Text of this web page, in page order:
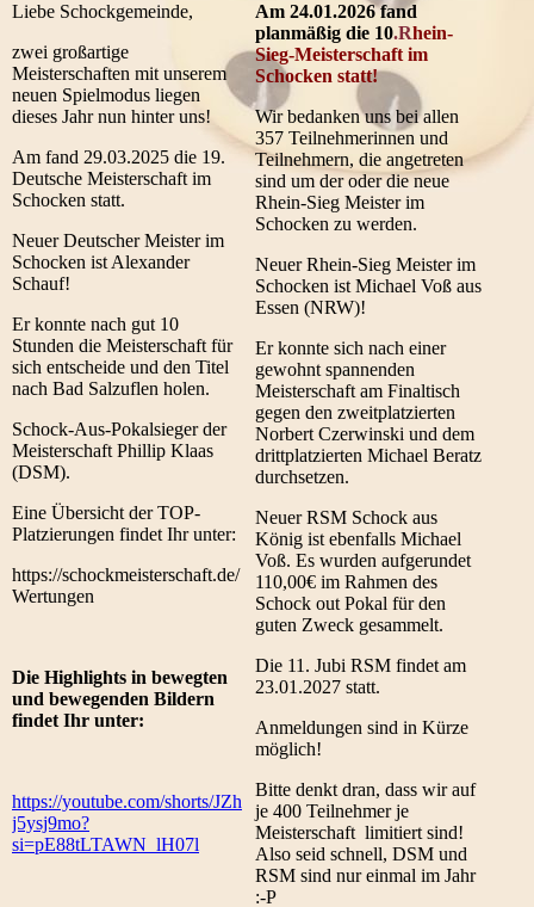
Liebe Schockgemeinde,
zwei großartige
Meisterschaften mit unserem
neuen Spielmodus liegen
dieses Jahr nun hinter uns!
Am fand 29.03.2025 die 19.
Deutsche Meisterschaft im
Schocken statt.
Neuer Deutscher Meister im
Schocken ist Alexander
Schauf!
Er konnte nach gut 10
Stunden die Meisterschaft für
sich entscheide und den Titel
nach Bad Salzuflen holen.
Schock-Aus-Pokalsieger der
Meisterschaft Phillip Klaas
(DSM).
Eine Übersicht der TOP-
Platzierungen findet Ihr unter:
https://schockmeisterschaft.de/
Wertungen
Die Highlights in bewegten
und bewegenden Bildern
findet Ihr unter:
https://youtube.com/shorts/JZh
j5ysj9mo?
si=pE88tLTAWN_lH07l
Am 24.01.2026 fand
planmäßig die 10.Rhein-
Sieg-Meisterschaft im
Schocken statt!
Wir bedanken uns bei allen
357 Teilnehmerinnen und
Teilnehmern, die angetreten
sind um der oder die neue
Rhein-Sieg Meister im
Schocken zu werden.
Neuer Rhein-Sieg Meister im
Schocken ist Michael Voß aus
Essen (NRW)!
Er konnte sich nach einer
gewohnt spannenden
Meisterschaft am Finaltisch
gegen den zweitplatzierten
Norbert Czerwinski und dem
drittplatzierten Michael Beratz
durchsetzen.
Neuer RSM Schock aus
König ist ebenfalls Michael
Voß. Es wurden aufgerundet
110,00€ im Rahmen des
Schock out Pokal für den
guten Zweck gesammelt.
Die 11. Jubi RSM findet am
23.01.2027 statt.
Anmeldungen sind in Kürze
möglich!
Bitte denkt dran, dass wir auf
je 400 Teilnehmer je
Meisterschaft limitiert sind!
Also seid schnell, DSM und
RSM sind nur einmal im Jahr
:-P